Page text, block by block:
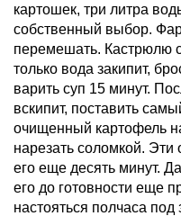
картошек, три литра
собственный выбор.
перемешать. Кастрюлю
только вода закипит,
варить суп 15 минут.
вскипит, поставить
очищенный картофель
нарезать соломкой. Эти
его еще десять минут.
его до готовности еще
настояться полчаса